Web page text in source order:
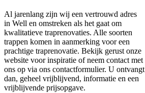
Al jarenlang zijn wij een vertrouwd adres
in Well en omstreken als het gaat om
kwalitatieve traprenovaties. Alle soorten
trappen komen in aanmerking voor een
prachtige traprenovatie. Bekijk gerust onze
website voor inspiratie of neem contact met
ons op via ons contactformulier. U ontvangt
dan, geheel vrijblijvend, informatie en een
vrijblijvende prijsopgave.